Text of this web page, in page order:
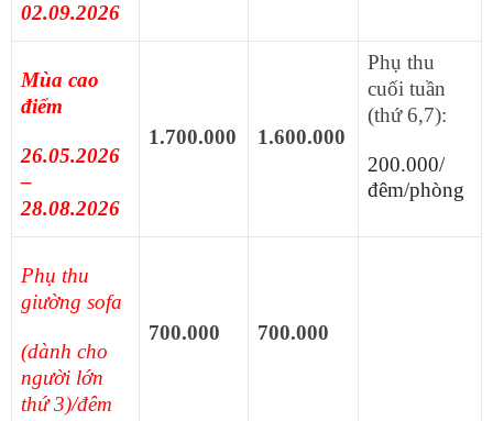
02.09.2026
Mùa cao
điểm
26.05.2026
–
28.08.2026
1.700.000 1.600.000
Phụ thu
cuối tuần
(thứ 6,7):
200.000/
đêm/phòng
Phụ thu
giường sofa
(dành cho
người lớn
thứ 3)/đêm
700.000 700.000